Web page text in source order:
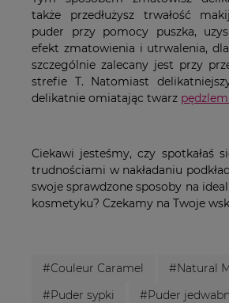
także przedłużysz trwałość
puder przy pomocy puszka,
efekt zmatowienia i utrwalenia,
szczególnie zalecany jest przy
strefie T. Natomiast
delikatnie omiatając twarz
Ciekawi jesteśmy, czy spotkałaś
trudnościami w nakładaniu
swoje sprawdzone sposoby na
kosmetyku? Czekamy na Twoje
#Couleur Caramel
#Natural
#Puder sypki
#Puder